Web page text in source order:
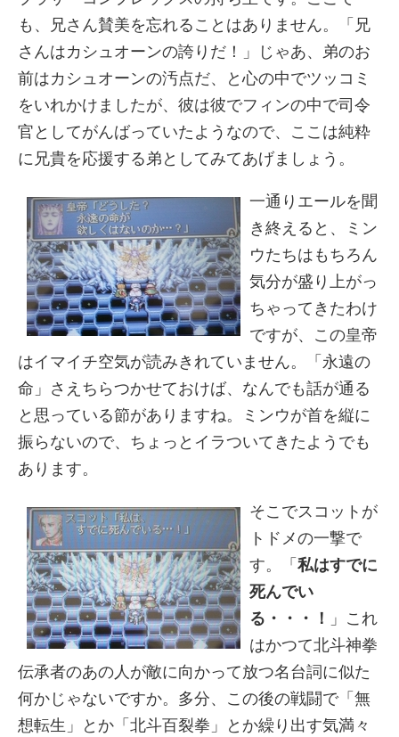
も、兄さん賛美を忘れることはありません。「兄
さんはカシュオーンの誇りだ！」じゃあ、弟のお
前はカシュオーンの汚点だ、と心の中でツッコミ
をいれかけましたが、彼は彼でフィンの中で司令
官としてがんばっていたようなので、ここは純粋
に兄貴を応援する弟としてみてあげましょう。
一通りエールを聞
き終えると、ミン
ウたちはもちろん
気分が盛り上がっ
ちゃってきたわけ
ですが、この皇帝
はイマイチ空気が読みきれていません。「永遠の
命」さえちらつかせておけば、なんでも話が通る
と思っている節がありますね。ミンウが首を縦に
振らないので、ちょっとイラついてきたようでも
あります。
そこでスコットが
トドメの一撃で
す。「 私はすでに
死んでい
る・・・！
」これ
はかつて北斗神拳
伝承者のあの人が敵に向かって放つ名台詞に似た
何かじゃないですか。多分、この後の戦闘で「無
想転生」とか「北斗百裂拳」とか繰り出す気満々